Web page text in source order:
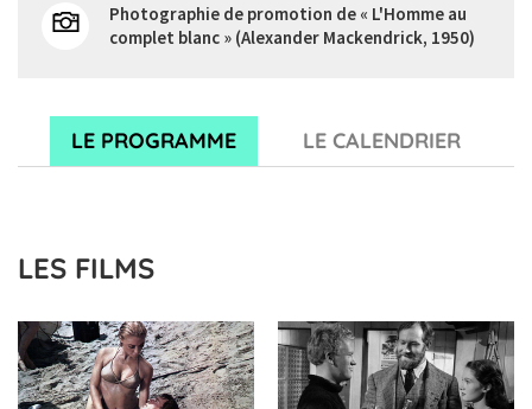
Photographie de promotion de « L'Homme au
complet blanc » (Alexander Mackendrick, 1950)
LE PROGRAMME LE CALENDRIER
LES FILMS